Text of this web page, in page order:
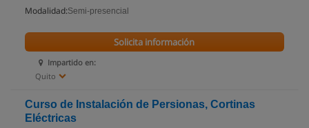
Modalidad:Semi-presencial
Impartido en:
Quito
Solicita información
Curso de Instalación de Persionas, Cortinas
Eléctricas